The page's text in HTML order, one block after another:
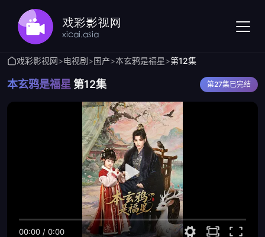
戏彩影视网>电视剧>国产>本玄鸦是福星>第12集
本玄鸦是福星 第12集 第27集已完结
00:00 / 0:00